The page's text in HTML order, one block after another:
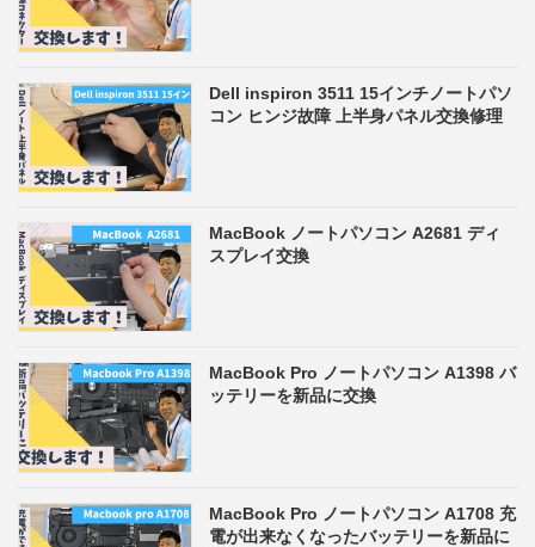
Dell inspiron 3511 15インチノートパソ
コン ヒンジ故障 上半身パネル交換修理
MacBook ノートパソコン A2681 ディ
スプレイ交換
MacBook Pro ノートパソコン A1398 バ
ッテリーを新品に交換
MacBook Pro ノートパソコン A1708 充
電が出来なくなったバッテリーを新品に